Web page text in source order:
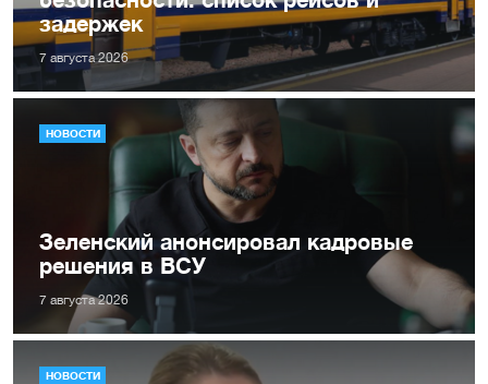
задержек
7 августа 2026
НОВОСТИ
Зеленский анонсировал кадровые
решения в ВСУ
7 августа 2026
НОВОСТИ